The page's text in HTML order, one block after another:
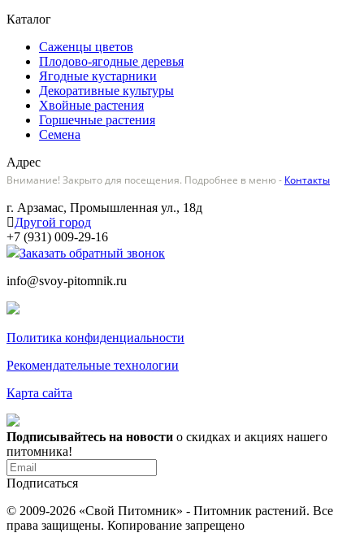
Каталог
Саженцы цветов
Плодово-ягодные деревья
Ягодные кустарники
Декоративные культуры
Хвойные растения
Горшечные растения
Семена
Адрес
Внимание! Закрыто для посещения. Подробнее в меню - Контакты
г. Арзамас, Промышленная ул., 18д
Другой город
+7 (931) 009-29-16
Заказать обратный звонок
info@svoy-pitomnik.ru
Политика конфиденциальности
Рекомендательные технологии
Карта сайта
Подписывайтесь на новости о скидках и акциях нашего
питомника!
Подписаться
© 2009-2026 «Свой Питомник» - Питомник растений. Все
права защищены. Копирование запрещено